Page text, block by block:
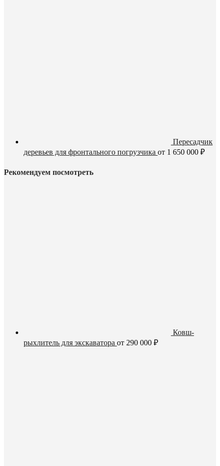
Пересадчик
деревьев для фронтального погрузчика от 1 650 000 ₽
Рекомендуем посмотреть
Ковш-
рыхлитель для экскаватора от 290 000 ₽